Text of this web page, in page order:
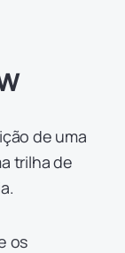
de uma
trilha de
os